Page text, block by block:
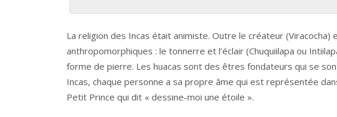
La religion des Incas était animiste. Outre le créateur
anthropomorphiques : le tonnerre et l’éclair (Chuquiilapa ou
forme de pierre. Les huacas sont des êtres fondateurs qui se
Incas, chaque personne a sa propre âme qui est représentée
Petit Prince qui dit « dessine-moi une étoile ».